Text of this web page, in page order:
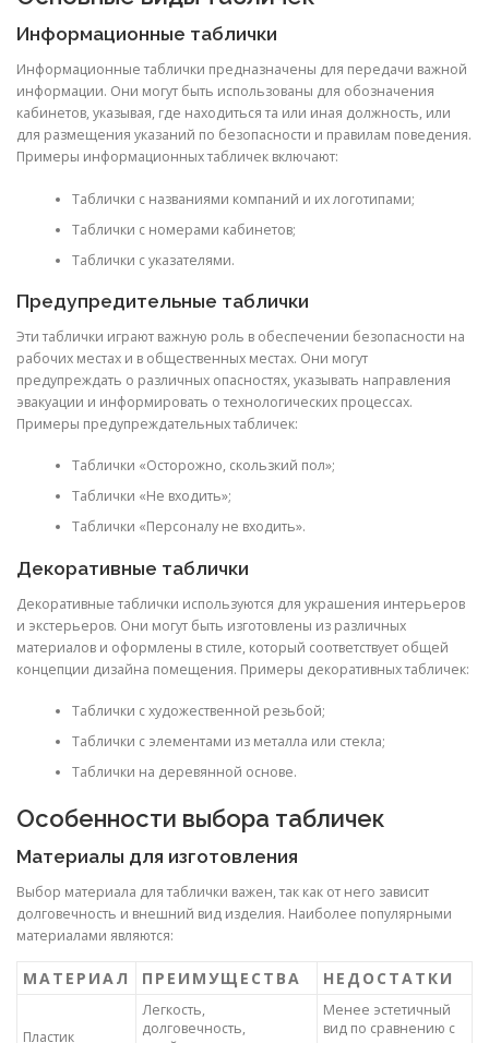
Информационные таблички
Информационные таблички предназначены для передачи важной
информации. Они могут быть использованы для обозначения
кабинетов, указывая, где находиться та или иная должность, или
для размещения указаний по безопасности и правилам поведения.
Примеры информационных табличек включают:
Таблички с названиями компаний и их логотипами;
Таблички с номерами кабинетов;
Таблички с указателями.
Предупредительные таблички
Эти таблички играют важную роль в обеспечении безопасности на
рабочих местах и в общественных местах. Они могут
предупреждать о различных опасностях, указывать направления
эвакуации и информировать о технологических процессах.
Примеры предупреждательных табличек:
Таблички «Осторожно, скользкий пол»;
Таблички «Не входить»;
Таблички «Персоналу не входить».
Декоративные таблички
Декоративные таблички используются для украшения интерьеров
и экстерьеров. Они могут быть изготовлены из различных
материалов и оформлены в стиле, который соответствует общей
концепции дизайна помещения. Примеры декоративных табличек:
Таблички с художественной резьбой;
Таблички с элементами из металла или стекла;
Таблички на деревянной основе.
Особенности выбора табличек
Материалы для изготовления
Выбор материала для таблички важен, так как от него зависит
долговечность и внешний вид изделия. Наиболее популярными
материалами являются:
МАТЕРИАЛ ПРЕИМУЩЕСТВА НЕДОСТАТКИ
Пластик
Легкость,
долговечность,
Менее эстетичный
вид по сравнению с